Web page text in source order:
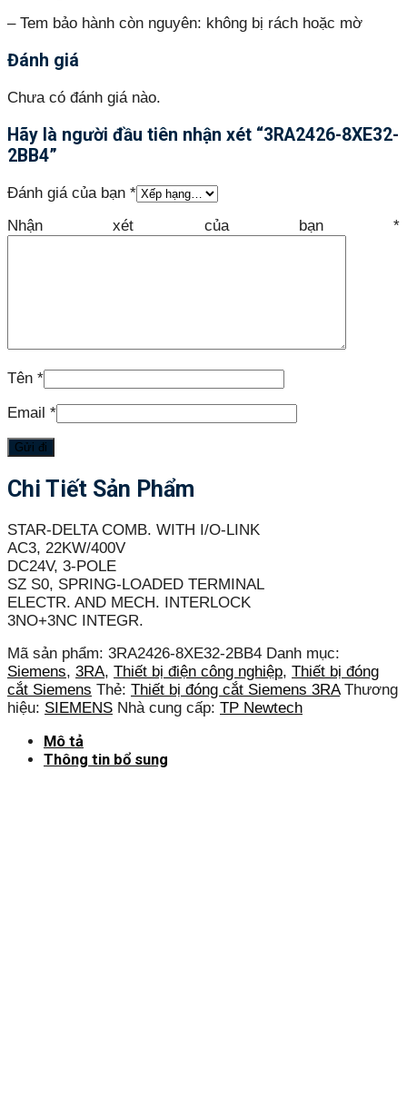
– Tem bảo hành còn nguyên: không bị rách hoặc mờ
Đánh giá
Chưa có đánh giá nào.
Hãy là người đầu tiên nhận xét “3RA2426-8XE32-
2BB4”
Đánh giá của bạn *
Nhận xét của bạn *
Tên *
Email *
Chi Tiết Sản Phẩm
STAR-DELTA COMB. WITH I/O-LINK
AC3, 22KW/400V
DC24V, 3-POLE
SZ S0, SPRING-LOADED TERMINAL
ELECTR. AND MECH. INTERLOCK
3NO+3NC INTEGR.
Mã sản phẩm: 3RA2426-8XE32-2BB4 Danh mục:
Siemens, 3RA, Thiết bị điện công nghiệp, Thiết bị đóng
cắt Siemens Thẻ: Thiết bị đóng cắt Siemens 3RA Thương
hiệu: SIEMENS Nhà cung cấp: TP Newtech
Mô tả
Thông tin bổ sung